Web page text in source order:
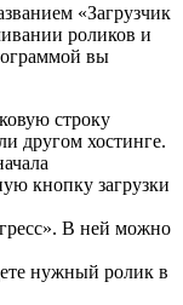
«Загрузчик
роликов и
вы
строку
другом хостинге.
кнопку загрузки
В ней можно
нужный ролик в